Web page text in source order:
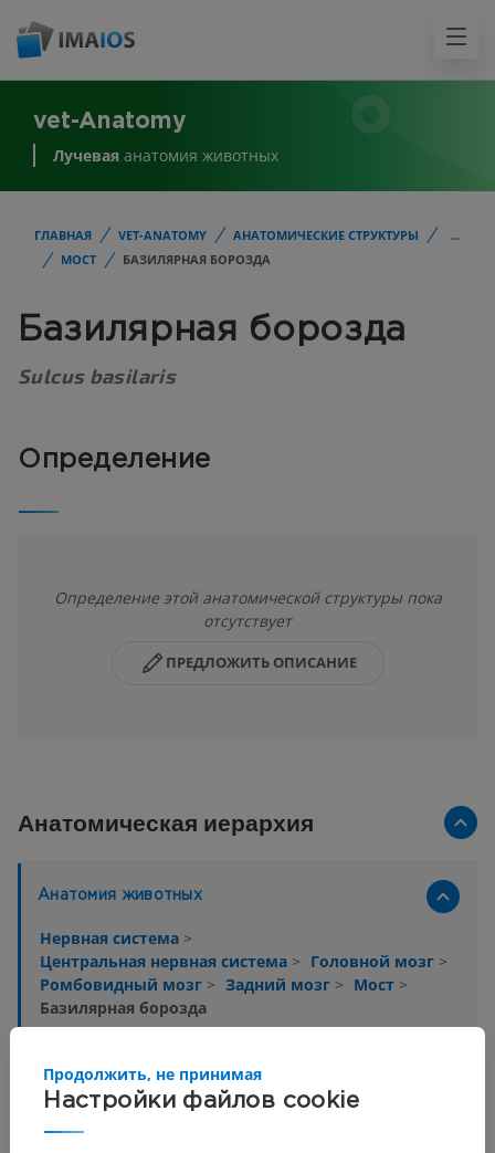
vet-Anatomy
Лучевая анатомия животных
ГЛАВНАЯ VET-ANATOMY АНАТОМИЧЕСКИЕ СТРУКТУРЫ
...
МОСТ
БАЗИЛЯРНАЯ БОРОЗДА
Базилярная борозда
Sulcus basilaris
Определение
Определение этой анатомической структуры пока
отсутствует
ПРЕДЛОЖИТЬ ОПИСАНИЕ
Анатомическая иерархия
Анатомия животных
Нервная система >
Центральная нервная система > Головной мозг >
Ромбовидный мозг > Задний мозг > Мост >
Базилярная борозда
относящихся к этой части тела
Настройки файлов cookie
Продолжить, не принимая